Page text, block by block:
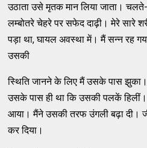
उठाता उसे मृतक मान लिया जाता।
लम्बोतरे चेहरे पर सफेद दाढ़ी। मेरे सारे
पड़ा था, घायल अवस्था में। मैं सन्न रह
उसकी
स्थिति जानने के लिए मैं उसके पास
उसके पास ही था कि उसकी पलकें
आया। मैंने उसकी तरफ उंगली बढ़ा दी।
कर दिया।